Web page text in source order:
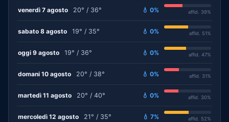
venerdì 7 agosto 20° / 36° 💧 0% affid. 39%
sabato 8 agosto 19° / 35° 💧 0% affid. 51%
oggi 9 agosto 19° / 36° 💧 0% affid. 47%
domani 10 agosto 20° / 38° 💧 0% affid. 31%
martedì 11 agosto 20° / 40° 💧 0% affid. 30%
mercoledì 12 agosto 21° / 35° 💧 7% affid. 52%